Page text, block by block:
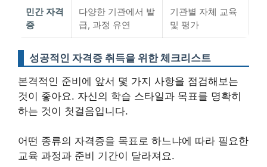
민간 자격
증
다양한 기관에서 발
급, 과정 유연
기관별 자체 교육
및 평가
성공적인 자격증 취득을 위한 체크리스트
본격적인 준비에 앞서 몇 가지 사항을 점검해보는
것이 좋아요. 자신의 학습 스타일과 목표를 명확히
하는 것이 첫걸음입니다.
어떤 종류의 자격증을 목표로 하느냐에 따라 필요한
교육 과정과 준비 기간이 달라져요.